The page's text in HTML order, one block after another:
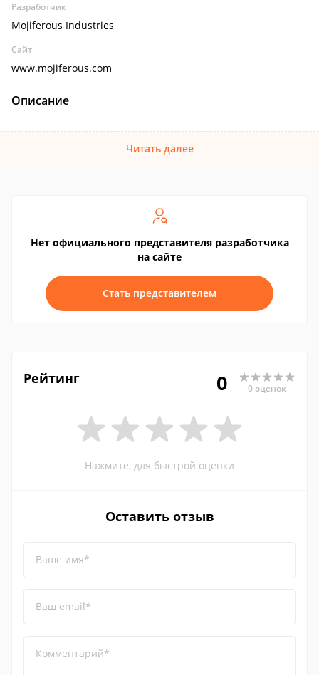
Разработчик
Mojiferous Industries
Сайт
www.mojiferous.com
Описание
Читать далее
Нет официального представителя разработчика
на сайте
Стать представителем
Рейтинг 0 0 оценок
Нажмите, для быстрой оценки
Оставить отзыв
Ваше имя*
Ваш email*
Комментарий*